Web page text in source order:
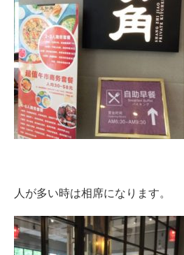
人が多い時は相席になります。